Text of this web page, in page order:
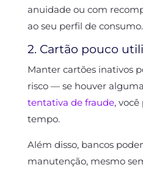
anuidade ou com
ao seu perfil de consumo.
2. Cartão pouco
Manter cartões inativos
risco — se houver
tentativa de fraude,
tempo.
Além disso, bancos
manutenção, mesmo